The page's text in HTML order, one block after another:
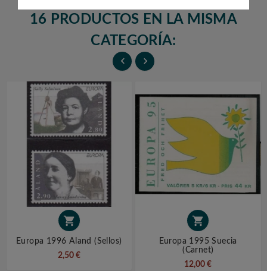
16 PRODUCTOS EN LA MISMA
CATEGORÍA:
 

Europa 1996 Aland (sellos)
2,50 €

Europa 1995 Suecia
(carnet)
12,00 €